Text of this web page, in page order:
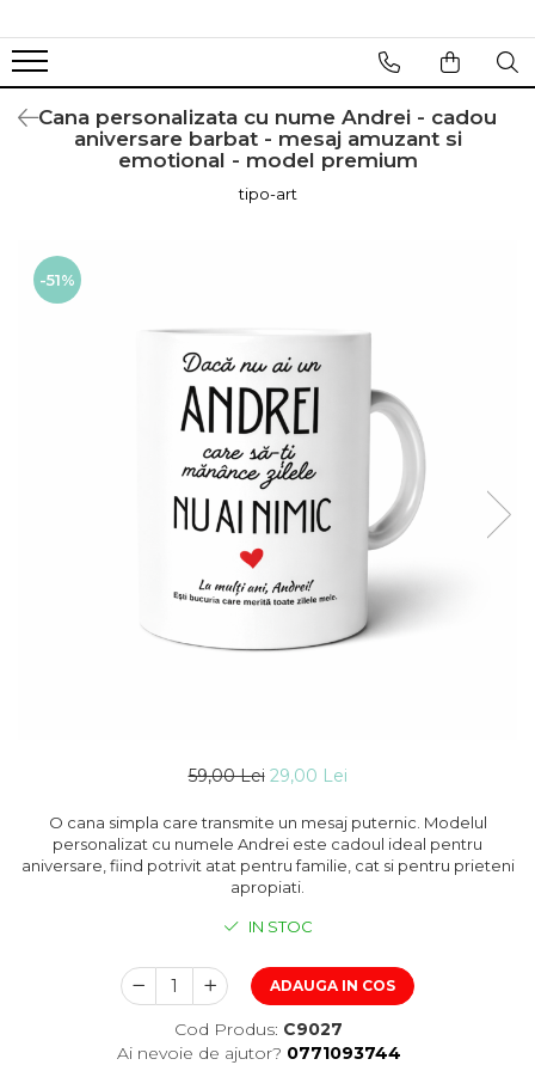
Cana personalizata cu nume Andrei - cadou
aniversare barbat - mesaj amuzant si
emotional - model premium
tipo-art
-51%
59,00 Lei 29,00 Lei
O cana simpla care transmite un mesaj puternic. Modelul
personalizat cu numele Andrei este cadoul ideal pentru
aniversare, fiind potrivit atat pentru familie, cat si pentru prieteni
apropiati.
IN STOC
ADAUGA IN COS
Cod Produs: C9027
Ai nevoie de ajutor? 0771093744